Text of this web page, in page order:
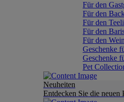
Für den
Für den
Für den
Für den
Für den
Geschenke
Geschenke
Pet
Neuheiten
Entdecken Sie die neuen